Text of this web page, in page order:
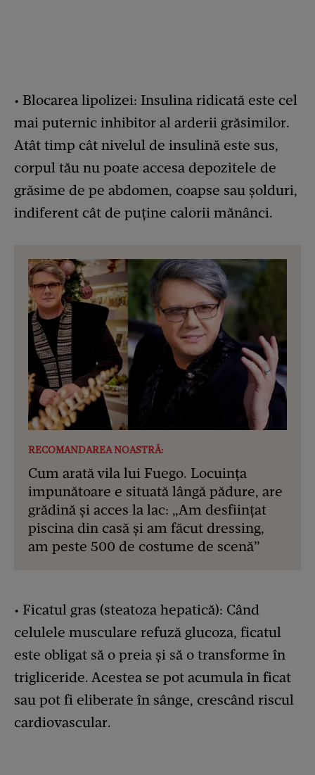
• Blocarea lipolizei: Insulina ridicată este cel
mai puternic inhibitor al arderii grăsimilor.
Atât timp cât nivelul de insulină este sus,
corpul tău nu poate accesa depozitele de
grăsime de pe abdomen, coapse sau șolduri,
indiferent cât de puține calorii mănânci.
RECOMANDAREA NOASTRĂ:
Cum arată vila lui Fuego. Locuința
impunătoare e situată lângă pădure, are
grădină și acces la lac: „Am desființat
piscina din casă și am făcut dressing,
am peste 500 de costume de scenă”
• Ficatul gras (steatoza hepatică): Când
celulele musculare refuză glucoza, ficatul
este obligat să o preia și să o transforme în
trigliceride. Acestea se pot acumula în ficat
sau pot fi eliberate în sânge, crescând riscul
cardiovascular.